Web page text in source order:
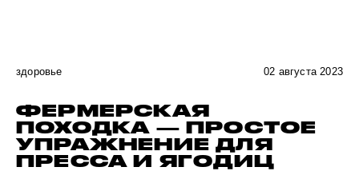
здоровье 02 августа 2023
ФЕРМЕРСКАЯ
ПОХОДКА — ПРОСТОЕ
УПРАЖНЕНИЕ ДЛЯ
ПРЕССА И ЯГОДИЦ